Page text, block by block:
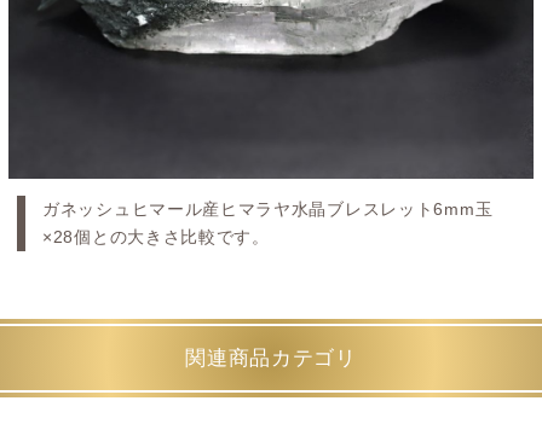
ガネッシュヒマール産ヒマラヤ水晶ブレスレット6mm玉
×28個との大きさ比較です。
関連商品カテゴリ